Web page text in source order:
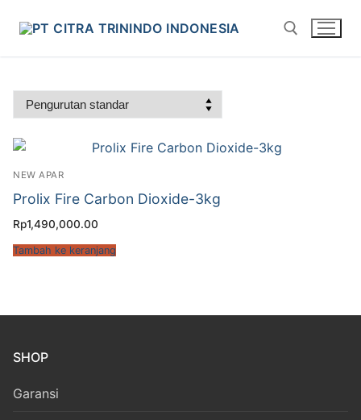
NEW APAR
Prolix Fire Carbon Dioxide-3kg
Rp1,490,000.00
Tambah ke keranjang
SHOP
Garansi